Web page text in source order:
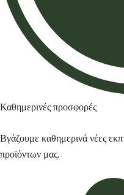
Καθημερινές προσφορές
Βγάζουμε καθημερινά νέες
προϊόντων μας.